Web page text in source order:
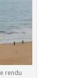
rendu